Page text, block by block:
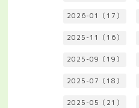
2026-01（17）
2025-11（16）
2025-09（19）
2025-07（18）
2025-05（21）